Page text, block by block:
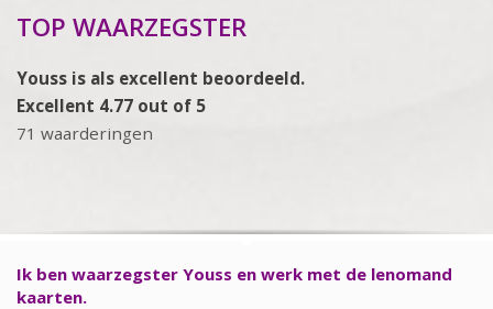
TOP WAARZEGSTER
Youss is als excellent beoordeeld.
Excellent 4.77 out of 5
71 waarderingen
Ik ben waarzegster Youss en werk met de lenomand
kaarten.